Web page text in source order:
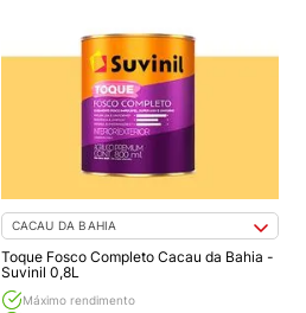
CACAU DA BAHIA
Toque Fosco Completo Cacau da Bahia -
Suvinil 0,8L
Máximo rendimento